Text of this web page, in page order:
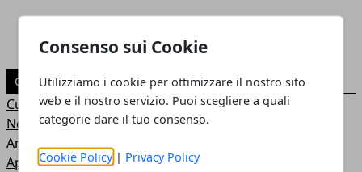
Consenso sui Cookie
Utilizziamo i cookie per ottimizzare il nostro sito
web e il nostro servizio. Puoi scegliere a quali
categorie dare il tuo consenso.
Cookie Policy | Privacy Policy
CATEGORIE
Curiosità
News
Android
App